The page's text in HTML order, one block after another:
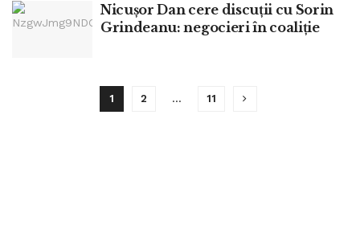
Nicușor Dan cere discuții cu Sorin
Grindeanu: negocieri în coaliție
1 2 … 11